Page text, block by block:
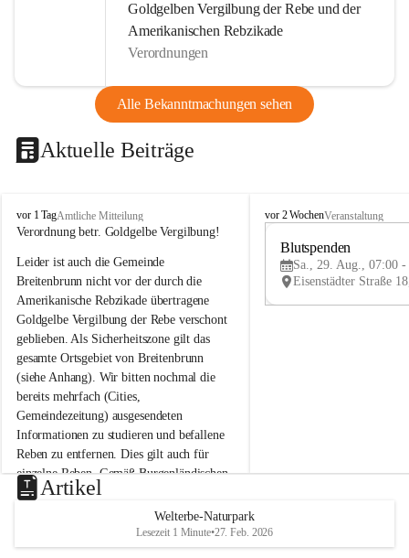
Goldgelben Vergilbung der Rebe und der
Amerikanischen Rebzikade
Verordnungen
Alle Bekanntmachungen sehen
Aktuelle Beiträge
B
r
i
t
e
n
b
r
u
n
n
a
m
N
e
u
s
d
vor 1 TagAmtliche Mitteilung
Verordnung betr. Goldgelbe Vergilbung!
Leider ist auch die Gemeinde
Breitenbrunn nicht vor der durch die
Amerikanische Rebzikade übertragene
Goldgelbe Vergilbung der Rebe verschont
geblieben. Als Sicherheitszone gilt das
gesamte Ortsgebiet von Breitenbrunn
(siehe Anhang). Wir bitten nochmal die
bereits mehrfach (Cities,
Gemeindezeitung) ausgesendeten
Informationen zu studieren und befallene
Reben zu entfernen. Dies gilt auch für
einzelne Reben. Gemäß Burgenländischen
Weinbaugesetz sind nicht gepflegte oder
unzulässige Weingärten zu roden! Bitte
helfen wir zusammen um unsere Winzer
vor den prognostizierten Ernteausfällen
B
e
u
e
d
vor 2 WochenVeranstaltung
Blutspenden
Sa., 29. Aug., 07:00 -
Artikel
Welterbe-Naturpark
Lesezeit 1 Minute•27. Feb. 2026